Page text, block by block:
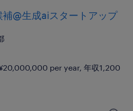
@生成aiスタートアップ
per year, 年収1,200